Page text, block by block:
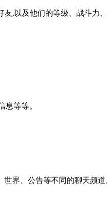
,以及他们的等级、战斗力
息等等。
界、公告等不同的聊天频道